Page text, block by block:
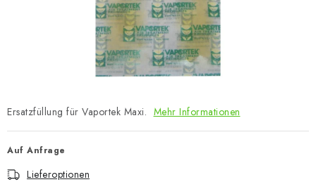
Ersatzfüllung für Vaportek Maxi. Mehr Informationen
Auf Anfrage
Lieferoptionen